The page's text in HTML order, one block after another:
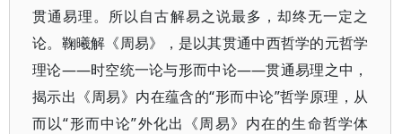
贯通易理。所以自古解易之说最多，却终无一定之
论。鞠曦解《周易》，是以其贯通中西哲学的元哲学
理论——时空统一论与形而中论——贯通易理之中，
揭示出《周易》内在蕴含的“形而中论”哲学原理，从
而以“形而中论”外化出《周易》内在的生命哲学体